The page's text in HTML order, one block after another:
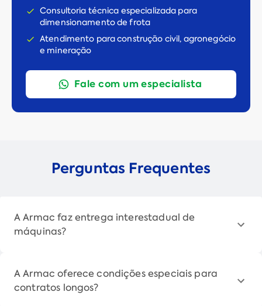
Consultoria técnica especializada para
dimensionamento de frota
Atendimento para construção civil, agronegócio
e mineração
Fale com um especialista
Perguntas Frequentes
A Armac faz entrega interestadual de
máquinas?
A Armac oferece condições especiais para
contratos longos?